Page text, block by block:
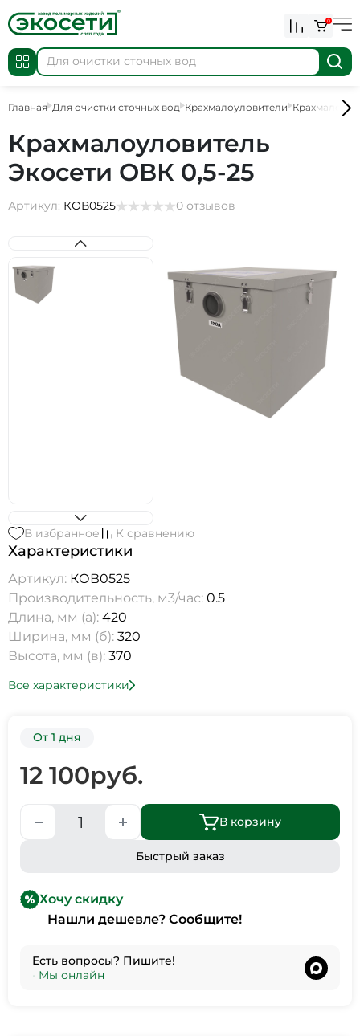
0
Главная Для очистки сточных вод Крахмалоуловители
Крахмалоуловитель
Экосети ОВК 0,5-25
Артикул: КОВ0525 0 отзывов
В избранное К сравнению
Характеристики
Артикул: КОВ0525
Производительность, м3/час: 0.5
Длина, мм (а): 420
Ширина, мм (б): 320
Высота, мм (в): 370
Все характеристики
От 1 дня
12 100руб.
В корзину
Быстрый заказ
Хочу скидку
Нашли дешевле? Сообщите!
Есть вопросы? Пишите!
• Мы онлайн